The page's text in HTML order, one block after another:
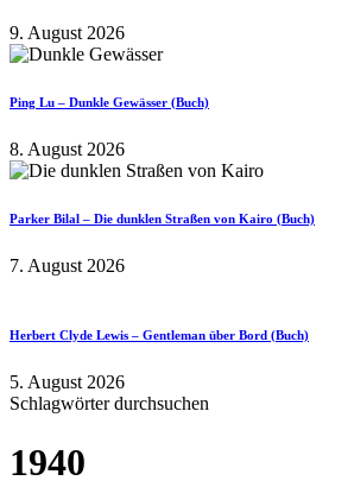
9. August 2026
Ping Lu – Dunkle Gewässer (Buch)
8. August 2026
Parker Bilal – Die dunklen Straßen von Kairo (Buch)
7. August 2026
Herbert Clyde Lewis – Gentleman über Bord (Buch)
5. August 2026
Schlagwörter durchsuchen
1940